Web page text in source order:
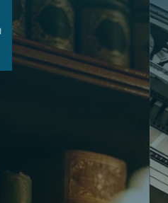
Admitere
Contact